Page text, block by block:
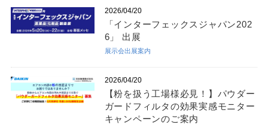
2026/04/20
「インターフェックスジャパン202
6」 出展
展示会出展案内
2026/04/20
【粉を扱う工場様必見！】パウダー
ガードフィルタの効果実感モニター
キャンペーンのご案内